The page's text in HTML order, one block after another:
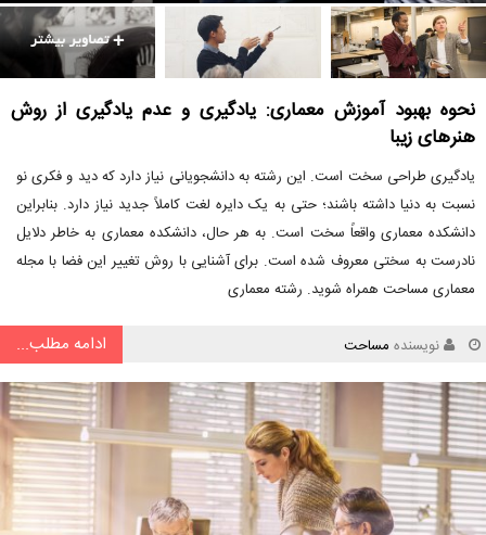
نحوه بهبود آموزش معماری: یادگیری و عدم یادگیری از روش
هنرهای زیبا
یادگیری طراحی سخت است. این رشته به دانشجویانی نیاز دارد که دید و فکری نو
نسبت به دنیا داشته باشند؛ حتی به یک دایره لغت کاملاً جدید نیاز دارد. بنابراین
دانشکده معماری واقعاً سخت است. به هر حال، دانشکده معماری به خاطر دلایل
نادرست به سختی معروف شده است. برای آشنایی با روش تغییر این فضا با مجله
معماری مساحت همراه شوید. رشته معماری
نویسنده مساحت ادامه مطلب...